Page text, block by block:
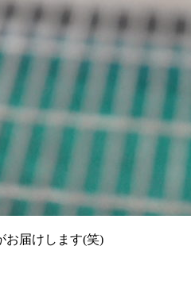
お届けします(笑)